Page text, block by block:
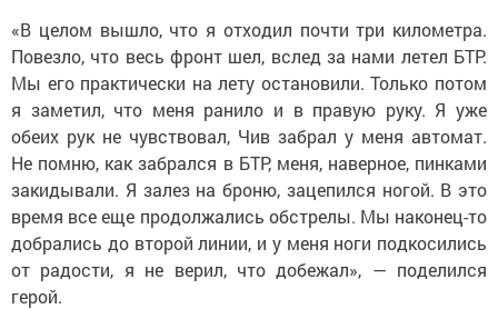
«В целом вышло, что я отходил почти три километра.
Повезло, что весь фронт шел, вслед за нами летел БТР.
Мы его практически на лету остановили. Только потом
я заметил, что меня ранило и в правую руку. Я уже
обеих рук не чувствовал, Чив забрал у меня автомат.
Не помню, как забрался в БТР, меня, наверное, пинками
закидывали. Я залез на броню, зацепился ногой. В это
время все еще продолжались обстрелы. Мы наконец-то
добрались до второй линии, и у меня ноги подкосились
от радости, я не верил, что добежал», — поделился
герой.